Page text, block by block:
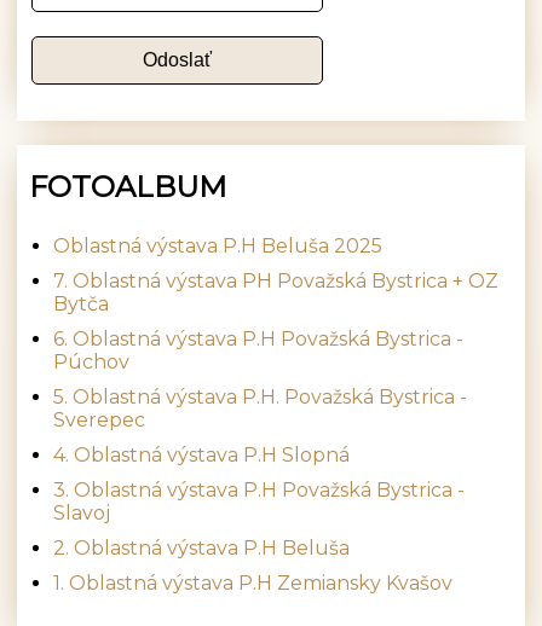
FOTOALBUM
Oblastná výstava P.H Beluša 2025
7. Oblastná výstava PH Považská Bystrica + OZ
Bytča
6. Oblastná výstava P.H Považská Bystrica -
Púchov
5. Oblastná výstava P.H. Považská Bystrica -
Sverepec
4. Oblastná výstava P.H Slopná
3. Oblastná výstava P.H Považská Bystrica -
Slavoj
2. Oblastná výstava P.H Beluša
1. Oblastná výstava P.H Zemiansky Kvašov